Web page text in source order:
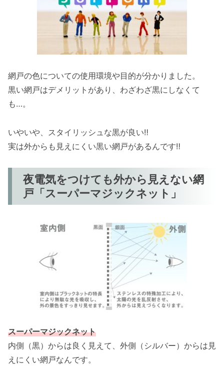
網戸の色についての使用環境や目的が分かりました。
黒い網戸はデメリットがあり、わざわざ黒にしなくて
も…。
いやいや、スタイリッシュな黒が良い‼
実は外からも見えにくい黒い網戸があるんです‼
夜電気をつけても外から見えない網
戸「スーパーマジックネット」
スーパーマジックネット
内側（黒）からは良く見えて、外側（シルバー）からは見
えにくい網戸なんです。